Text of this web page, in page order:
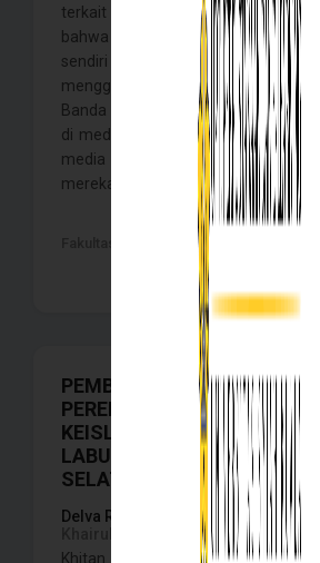
terkait etnis Rohingya. Namun tak
bahwa penyebaran informasi
sendiri cukup tinggi. Penelitian ini
menggambarkan bagaimana
Banda Aceh terhadap narasi
di media sosial, sekaligus melihat
media yang dimiliki masyarakat
mereka memaknai narasi . . . .
Fakultas Ilmu Sosial dan ilmu Politik ,
PEMBENTUKAN MAKNA
PEREMPUAN SEBAGAI
KEISLAMAN DI KECAMATAN
LABUHANHAJI KABUPATEN
SELATAN
Delva Rahmah Safitri,
Yuva Ayuning
Khairulyadi, Fadlan Barakah,
Khitan perempuan sampai